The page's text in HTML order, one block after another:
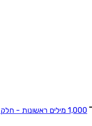
1,000 מילים ראשונות - חלק 16 (לפי אותיות)